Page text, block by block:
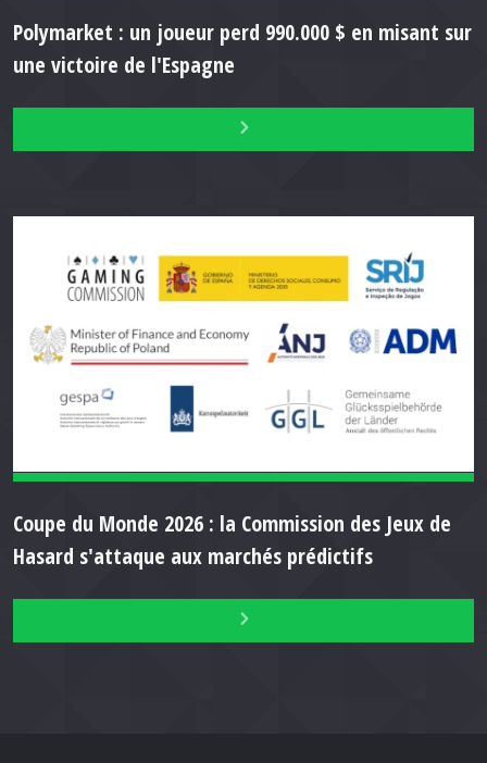
Polymarket : un joueur perd 990.000 $ en misant sur
une victoire de l'Espagne
Coupe du Monde 2026 : la Commission des Jeux de
Hasard s'attaque aux marchés prédictifs